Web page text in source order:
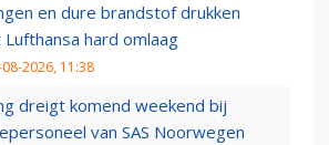
en dure brandstof drukken
hard omlaag
2026, 11:38
dreigt komend weekend bij
van SAS Noorwegen